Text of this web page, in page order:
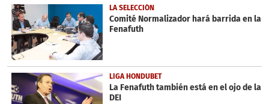
LA SELECCIÓN
Comité Normalizador hará barrida en la
Fenafuth
LIGA HONDUBET
La Fenafuth también está en el ojo de la
DEI